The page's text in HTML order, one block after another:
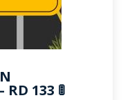
133 🚦